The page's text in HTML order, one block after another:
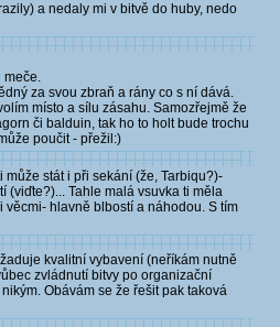
a nedaly mi v bitvě do huby, nedo
meče.
za svou zbraň a rány co s ní dává.
místo a sílu zásahu. Samozřejmě že
či balduin, tak ho to holt bude trochu
poučit - přežil:)
stát i při sekání (že, Tarbiqu?)-
(viďte?)... Tahle malá vsuvka ti měla
hlavně blbostí a náhodou. S tím
kvalitní vybavení (neříkám nutně
zvládnutí bitvy po organizační
Obávám se že řešit pak taková